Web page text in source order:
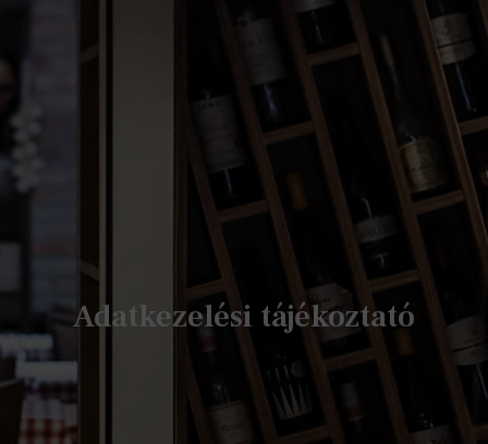
Adatkezelési tájékoztató